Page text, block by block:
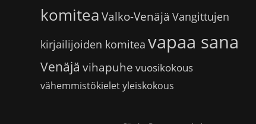
komitea Valko-Venäjä Vangittujen
kirjailijoiden komitea vapaa sana
Venäjä vihapuhe vuosikokous
vähemmistökieletyleiskokous